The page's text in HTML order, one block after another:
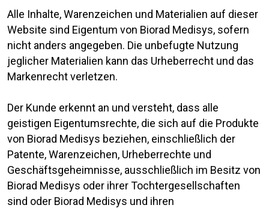
Alle Inhalte, Warenzeichen und Materialien auf dieser
Website sind Eigentum von Biorad Medisys, sofern
nicht anders angegeben. Die unbefugte Nutzung
jeglicher Materialien kann das Urheberrecht und das
Markenrecht verletzen.
Der Kunde erkennt an und versteht, dass alle
geistigen Eigentumsrechte, die sich auf die Produkte
von Biorad Medisys beziehen, einschließlich der
Patente, Warenzeichen, Urheberrechte und
Geschäftsgeheimnisse, ausschließlich im Besitz von
Biorad Medisys oder ihrer Tochtergesellschaften
sind oder Biorad Medisys und ihren